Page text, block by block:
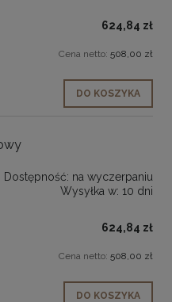
624,84 zł
Cena netto: 508,00 zł
DO KOSZYKA
Dostępność: na wyczerpaniu
Wysyłka w: 10 dni
624,84 zł
Cena netto: 508,00 zł
DO KOSZYKA